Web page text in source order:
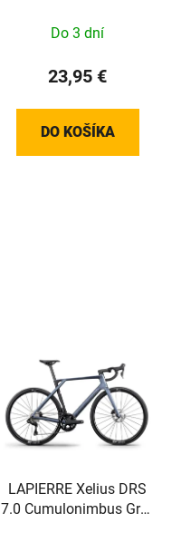
Do 3 dní
23,95 €
DO KOŠÍKA
LAPIERRE Xelius DRS
7.0 Cumulonimbus Grey